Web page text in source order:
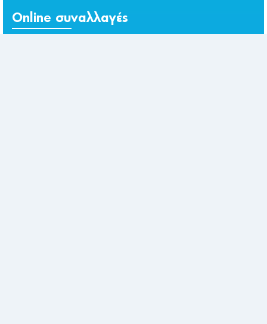
Online συναλλαγές